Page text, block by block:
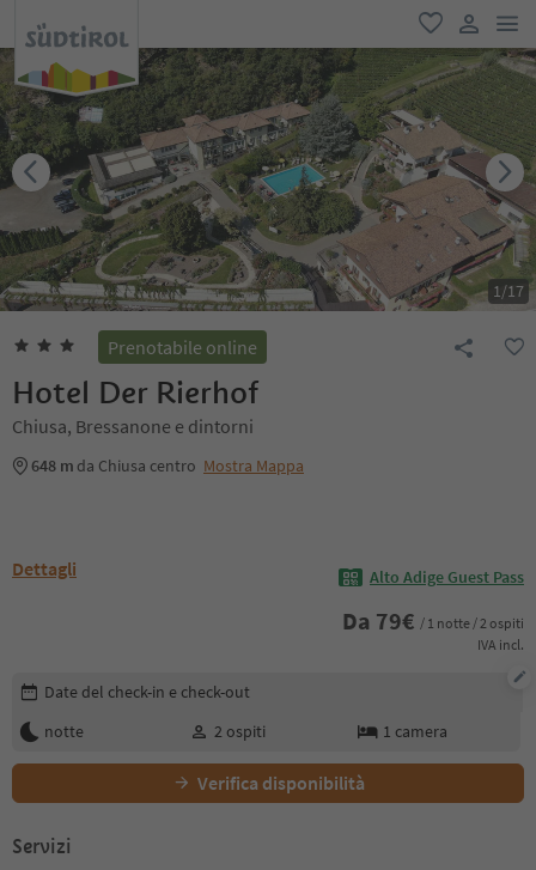
favoriti
user link
1/17
Prenotabile online
Hotel Der Rierhof
Chiusa, Bressanone e dintorni
648 m da Chiusa centro Mostra Mappa
Dettagli Alto Adige Guest Pass
Da 79€ / 1 notte / 2 ospiti
IVA incl.
Modifica i dettagli della prenotazione
Date del check-in e check-out
notte
2 ospiti 1 camera
Verifica disponibilità
Servizi